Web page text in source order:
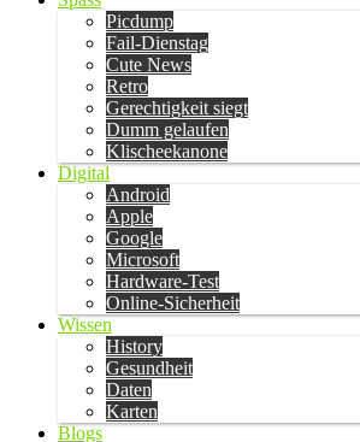
Picdump
Fail-Dienstag
Cute News
Retro
Gerechtigkeit siegt
Dumm gelaufen
Klischeekanone
Digital
Android
Apple
Google
Microsoft
Hardware-Test
Online-Sicherheit
Wissen
History
Gesundheit
Daten
Karten
Blogs